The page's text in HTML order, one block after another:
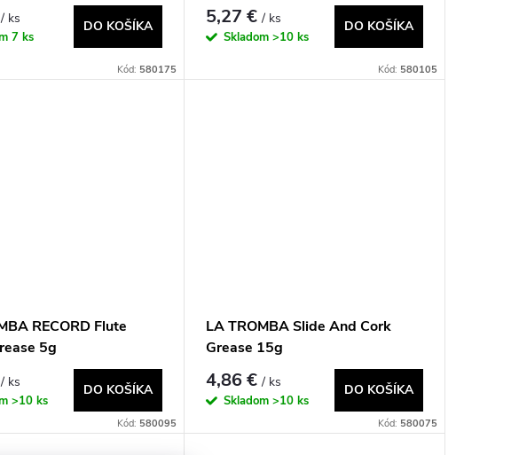
/ ks
7 ks
DO KOŠÍKA
Kód: 580175
5,27 €/ ks
Skladom >10 ks
DO KOŠÍKA
Kód: 580105
RECORD Flute
5g
/ ks
>10 ks
DO KOŠÍKA
Kód: 580095
LA TROMBA Slide And Cork
Grease 15g
4,86 €/ ks
Skladom >10 ks
DO KOŠÍKA
Kód: 580075